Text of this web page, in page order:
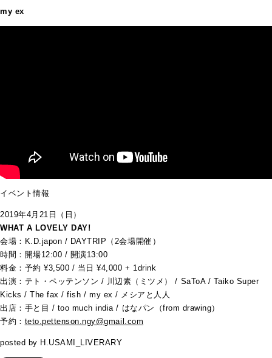
my ex
イベント情報
2019年4月21日（日）
WHAT A LOVELY DAY!
会場：K.D.japon / DAYTRIP（2会場開催）
時間：開場12:00 / 開演13:00
料金：予約 ¥3,500 / 当日 ¥4,000 + 1drink
出演：テト・ペッテンソン / 川辺素（ミツメ） / SaToA / Taiko Super
Kicks / The fax / fish / my ex / メシアと人人
出店：手と目 / too much india / はなパン（from drawing）
予約： teto.pettenson.ngy@gmail.com
posted by H.USAMI_LIVERARY